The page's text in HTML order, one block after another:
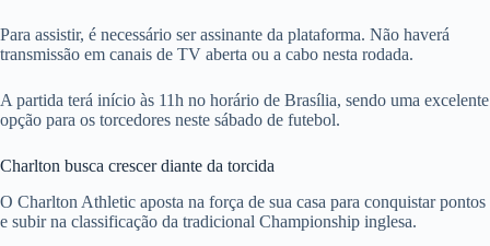
Para assistir, é necessário ser assinante da plataforma. Não haverá
transmissão em canais de TV aberta ou a cabo nesta rodada.
A partida terá início às 11h no horário de Brasília, sendo uma excelente
opção para os torcedores neste sábado de futebol.
Charlton busca crescer diante da torcida
O Charlton Athletic aposta na força de sua casa para conquistar pontos
e subir na classificação da tradicional Championship inglesa.